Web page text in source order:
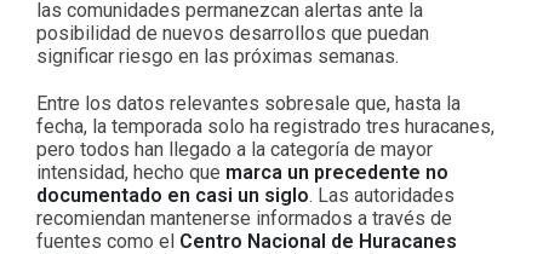
las comunidades permanezcan alertas ante la
posibilidad de nuevos desarrollos que puedan
significar riesgo en las próximas semanas.
Entre los datos relevantes sobresale que, hasta la
fecha, la temporada solo ha registrado tres huracanes,
pero todos han llegado a la categoría de mayor
intensidad, hecho que marca un precedente no
documentado en casi un siglo. Las autoridades
recomiendan mantenerse informados a través de
fuentes como el Centro Nacional de Huracanes